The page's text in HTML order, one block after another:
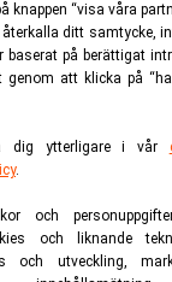
knappen “visa våra
ditt samtycke,
baserat på berättigat
att klicka på
dig ytterligare i vår
.
och
och liknande
och utveckling,
- vårt nyhetsbrev